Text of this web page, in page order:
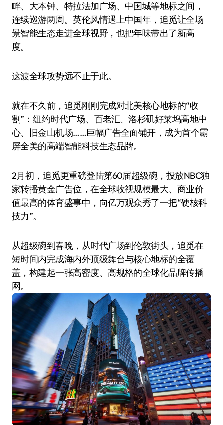
畔、大本钟、特拉法加广场、中国城等地标之间，
连续巡游两周。英伦风情遇上中国年，追觅让全场
景智能生态走进全球视野，也把年味带出了新高
度。
这波全球攻势远不止于此。
就在不久前，追觅刚刚完成对北美核心地标的“收
割”：纽约时代广场、百老汇、洛杉矶好莱坞高地中
心、旧金山机场……巨幅广告全面铺开，成为首个霸
屏全美的高端智能科技生态品牌。
2月初，追觅更重磅登陆第60届超级碗，投放NBC独
家转播黄金广告位，在全球收视规模最大、商业价
值最高的体育盛事中，向亿万观众秀了一把“硬核科
技力”。
从超级碗到春晚，从时代广场到伦敦街头，追觅在
短时间内完成海内外顶级舞台与核心地标的全覆
盖，构建起一张高密度、高规格的全球化品牌传播
网。